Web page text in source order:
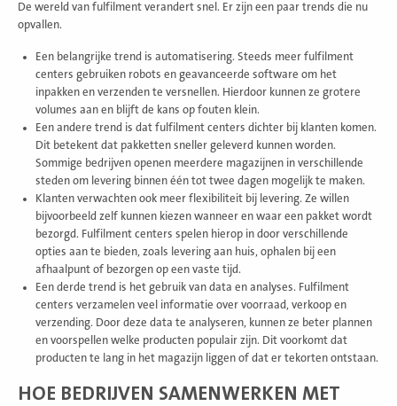
De wereld van fulfilment verandert snel. Er zijn een paar trends die nu
opvallen.
Een belangrijke trend is automatisering. Steeds meer fulfilment
centers gebruiken robots en geavanceerde software om het
inpakken en verzenden te versnellen. Hierdoor kunnen ze grotere
volumes aan en blijft de kans op fouten klein.
Een andere trend is dat fulfilment centers dichter bij klanten komen.
Dit betekent dat pakketten sneller geleverd kunnen worden.
Sommige bedrijven openen meerdere magazijnen in verschillende
steden om levering binnen één tot twee dagen mogelijk te maken.
Klanten verwachten ook meer flexibiliteit bij levering. Ze willen
bijvoorbeeld zelf kunnen kiezen wanneer en waar een pakket wordt
bezorgd. Fulfilment centers spelen hierop in door verschillende
opties aan te bieden, zoals levering aan huis, ophalen bij een
afhaalpunt of bezorgen op een vaste tijd.
Een derde trend is het gebruik van data en analyses. Fulfilment
centers verzamelen veel informatie over voorraad, verkoop en
verzending. Door deze data te analyseren, kunnen ze beter plannen
en voorspellen welke producten populair zijn. Dit voorkomt dat
producten te lang in het magazijn liggen of dat er tekorten ontstaan.
HOE BEDRIJVEN SAMENWERKEN MET